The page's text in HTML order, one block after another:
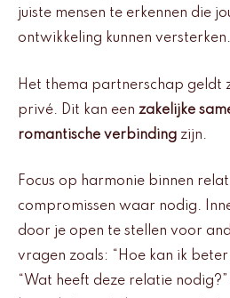
juiste mensen te erkennen die
ontwikkeling kunnen versterken.
Het thema partnerschap geldt
privé. Dit kan een zakelijke
romantische verbinding zijn.
Focus op harmonie binnen
compromissen waar nodig.
door je open te stellen voor
vragen zoals: “Hoe kan ik
“Wat heeft deze relatie